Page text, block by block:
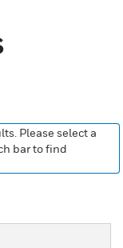
Please select a
bar to find